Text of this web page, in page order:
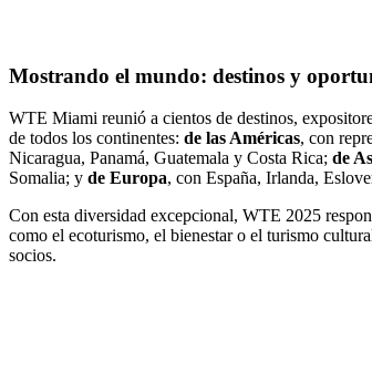
Mostrando el mundo: destinos y
WTE Miami reunió a cientos de destinos,
de todos los continentes: de las Américas, con
Nicaragua, Panamá, Guatemala y Costa Rica; de
Somalia; y de Europa, con España, Irlanda,
Con esta diversidad excepcional, WTE 2025
como el ecoturismo, el bienestar o el turismo
socios.